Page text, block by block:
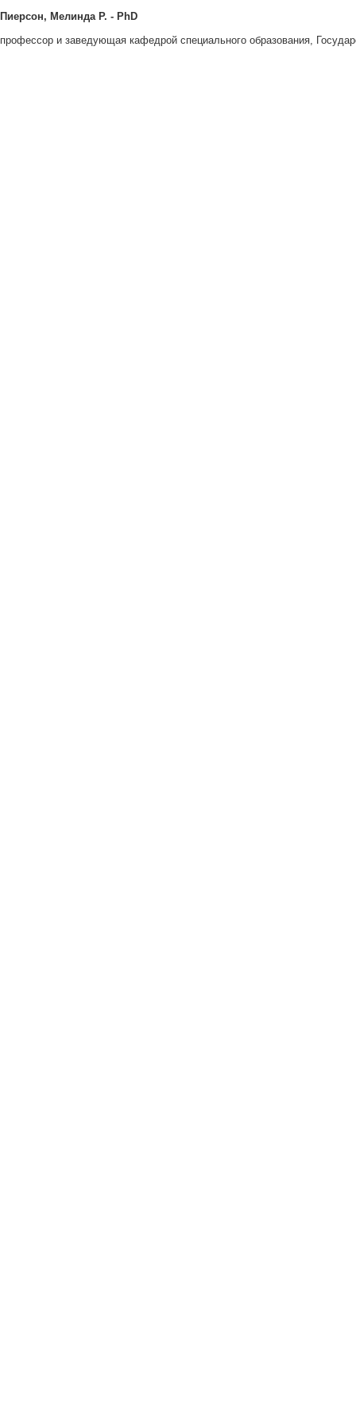
Пиерсон, Мелинда Р. - PhD
профессор и заведующая кафедрой специального образования,